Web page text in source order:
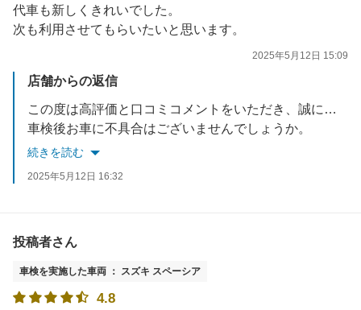
代車も新しくきれいでした。
次も利用させてもらいたいと思います。
2025年5月12日 15:09
店舗からの返信
この度は高評価と口コミコメントをいただき、誠にありがとうございます。
車検後お車に不具合はございませんでしょうか。
何かご不明な点やお気づきの点等がございましたら、お気軽にお問合せください。
続きを読む
2025年5月12日 16:32
投稿者さん
車検を実施した車両 ： スズキ スペーシア
4.8